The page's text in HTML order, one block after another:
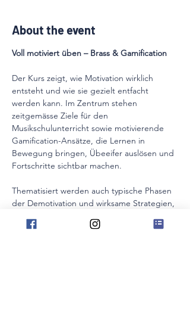
About the event
Voll motiviert üben – Brass & Gamification
Der Kurs zeigt, wie Motivation wirklich
entsteht und wie sie gezielt entfacht
werden kann. Im Zentrum stehen
zeitgemässe Ziele für den
Musikschulunterricht sowie motivierende
Gamification-Ansätze, die Lernen in
Bewegung bringen, Übeeifer auslösen und
Fortschritte sichtbar machen.
Thematisiert werden auch typische Phasen
der Demotivation und wirksame Strategien,
zu erzeugen. Die Fortbildung liefert ein